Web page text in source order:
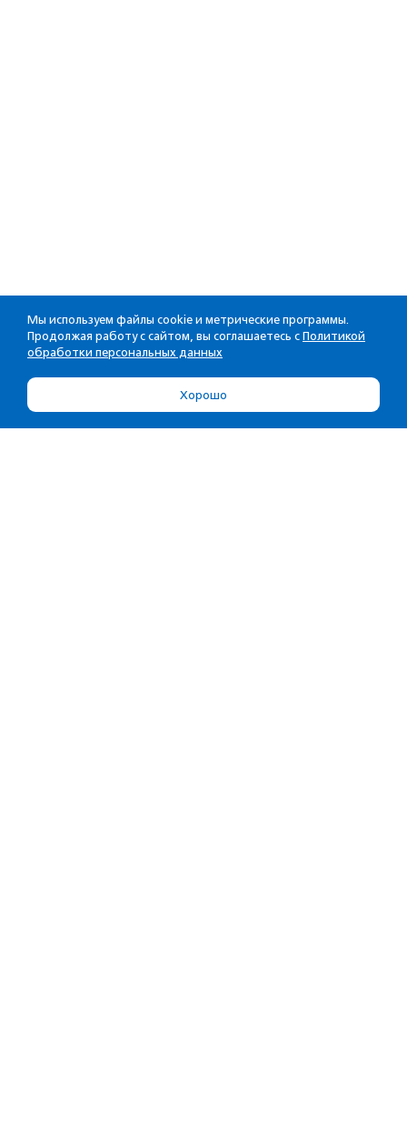
Мы используем файлы cookie и метрические программы.
Продолжая работу с сайтом, вы соглашаетесь с Политикой
обработки персональных данных
Хорошо